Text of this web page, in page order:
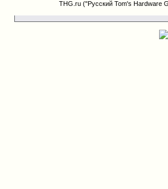
THG.ru ("Русский Tom's Hardware